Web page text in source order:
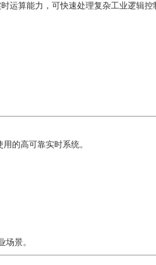
运算能力，可快速处理复杂工业逻辑控
的高可靠实时系统。
景。